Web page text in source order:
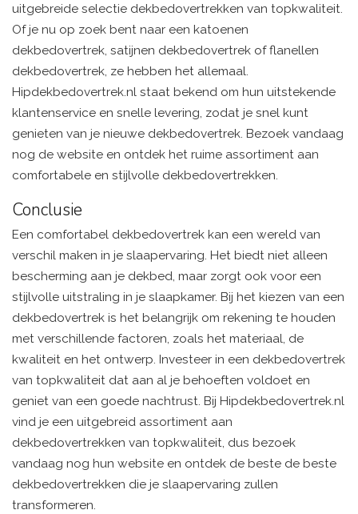
uitgebreide selectie dekbedovertrekken van topkwaliteit.
Of je nu op zoek bent naar een katoenen
dekbedovertrek, satijnen dekbedovertrek of flanellen
dekbedovertrek, ze hebben het allemaal.
Hipdekbedovertrek.nl staat bekend om hun uitstekende
klantenservice en snelle levering, zodat je snel kunt
genieten van je nieuwe dekbedovertrek. Bezoek vandaag
nog de website en ontdek het ruime assortiment aan
comfortabele en stijlvolle dekbedovertrekken.
Conclusie
Een comfortabel dekbedovertrek kan een wereld van
verschil maken in je slaapervaring. Het biedt niet alleen
bescherming aan je dekbed, maar zorgt ook voor een
stijlvolle uitstraling in je slaapkamer. Bij het kiezen van een
dekbedovertrek is het belangrijk om rekening te houden
met verschillende factoren, zoals het materiaal, de
kwaliteit en het ontwerp. Investeer in een dekbedovertrek
van topkwaliteit dat aan al je behoeften voldoet en
geniet van een goede nachtrust. Bij Hipdekbedovertrek.nl
vind je een uitgebreid assortiment aan
dekbedovertrekken van topkwaliteit, dus bezoek
vandaag nog hun website en ontdek de beste de beste
dekbedovertrekken die je slaapervaring zullen
transformeren.